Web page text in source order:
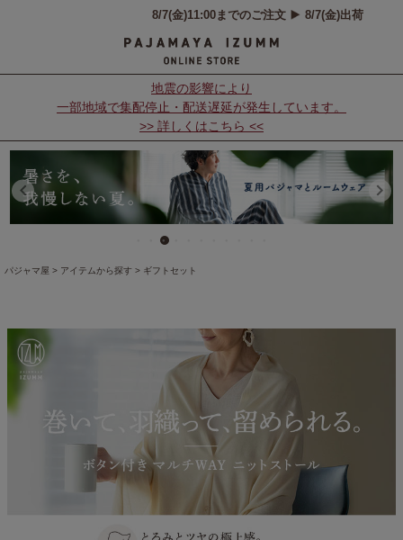
地震の影響により
一部地域で集配停止・配送遅延が発生しています。
>> 詳しくはこちら <<
パジャマ屋 アイテムから探す ギフトセット